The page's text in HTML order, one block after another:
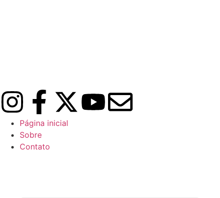
Página inicial
Sobre
Contato